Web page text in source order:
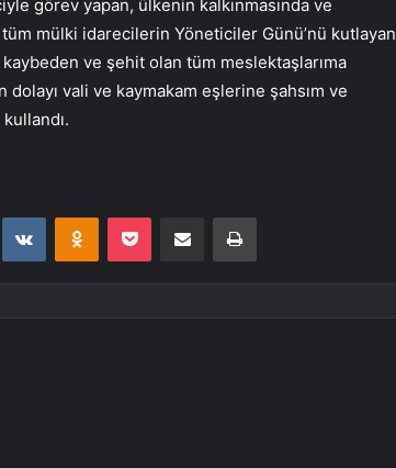
görev yapan, ülkenin kalkınmasında ve
mülki idarecilerin Yöneticiler Günü’nü kutlayan
kaybeden ve şehit olan tüm meslektaşlarıma
vali ve kaymakam eşlerine şahsım ve
VKontakteOdnoklassniki
Pocket E-Posta ile paylaş Yazdır